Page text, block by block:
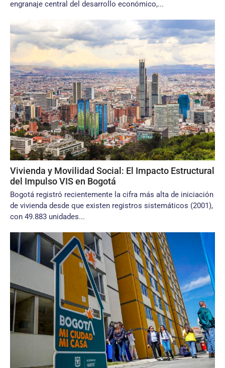
engranaje central del desarrollo económico,...
Vivienda y Movilidad Social: El Impacto Estructural
del Impulso VIS en Bogotá
Bogotá registró recientemente la cifra más alta de iniciación
de vivienda desde que existen registros sistemáticos (2001),
con 49.883 unidades...